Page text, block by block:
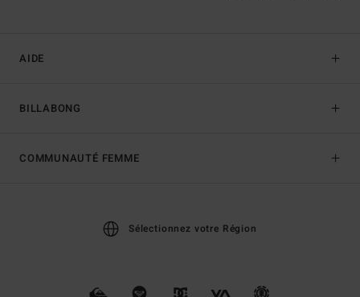
AIDE
BILLABONG
COMMUNAUTÉ FEMME
Sélectionnez votre Région